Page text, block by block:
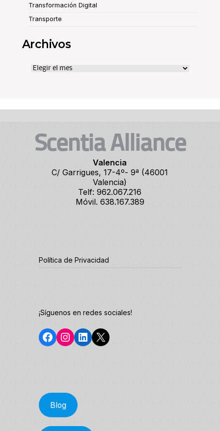
Transformación Digital
Transporte
Archivos
Scentia Alliance
Valencia
C/ Garrigues, 17-4º- 9ª (46001
Valencia)
Telf: 962.067.216
Móvil. 638.167.389
Política de Privacidad
¡Síguenos en redes sociales!
Facebook
Instagram
LinkedIn
X
Blog